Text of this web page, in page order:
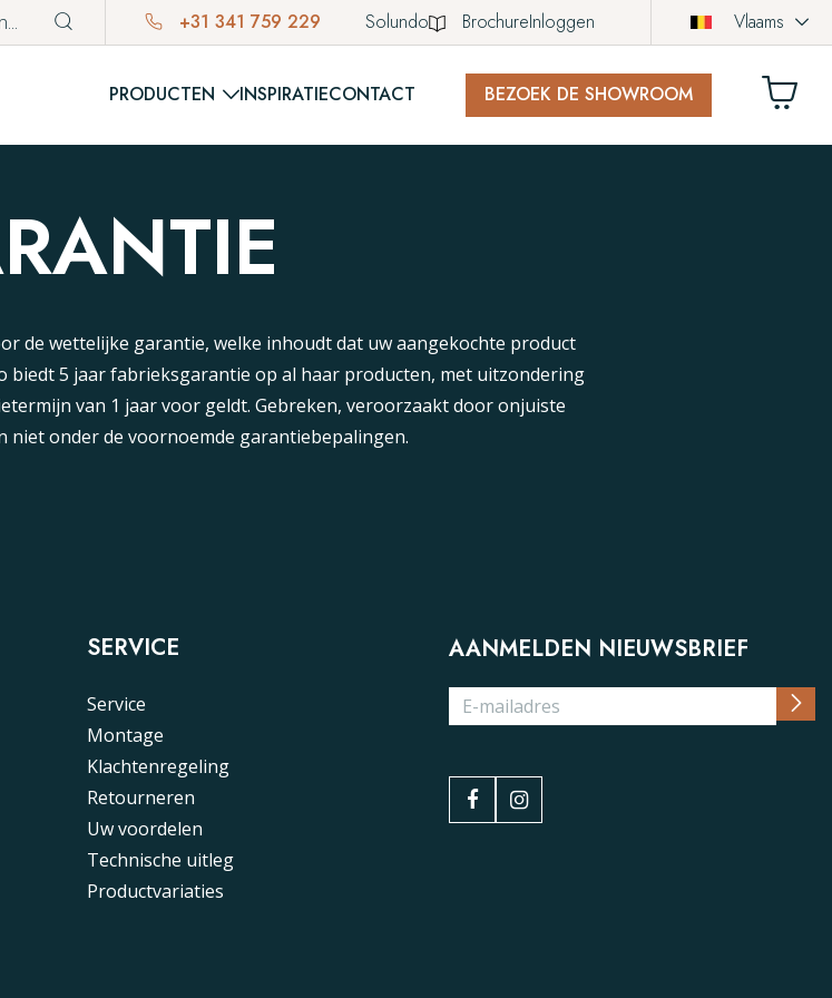
+31 341 759 229 Solundo BrochureInloggen Vlaams
PRODUCTEN INSPIRATIECONTACT BEZOEK DE SHOWROOM
de wettelijke garantie, welke inhoudt dat uw aangekochte product
biedt 5 jaar fabrieksgarantie op al haar producten, met uitzondering
van 1 jaar voor geldt. Gebreken, veroorzaakt door onjuiste
niet onder de voornoemde garantiebepalingen.
SERVICE
Service
Montage
Klachtenregeling
Retourneren
Uw voordelen
Technische uitleg
Productvariaties
AANMELDEN NIEUWSBRIEF